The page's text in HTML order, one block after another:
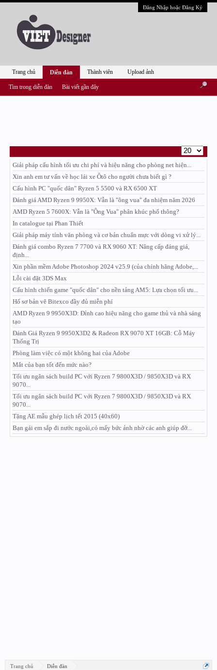
Đăng Nhập hoặc Đăng Ký
Giải pháp cấu hình tối ưu chi phí và hiệu năng cho phòng net hiện...
Xin anh em tư vấn về học lái xe Ôtô cho người chưa biết gì ?
Cấu hình PC "quốc dân" Ryzen 5 5500 và RX 6500 XT
Đánh giá AMD Ryzen 9 9950X: Vẫn là "ông vua" đa nhiệm năm 2026
AMD Ryzen 5 7600X: Vẫn là "Ông Vua" phân khúc phổ thông?
In catalogue tại Phan Thiết
Giải pháp máy tính văn phòng và cơ bản chuẩn mực với dòng vi xử lý...
Đánh giá combo Ryzen 7 7700 và RX 9060 XT: Nâng cấp đáng giá,
định...
Xin phần mềm Adobe Photoshop 2024 v25.9 (của chính hãng Adobe,...
Lỗi cài đặt 3DS Max
Cấu hình chiến game "quốc dân" cho nền tảng AM5: Lựa chọn tối ưu...
Hố sơ bản vẽ Bitexco đầy đủ miễn phí
AMD Ryzen 9 9950X3D: Đỉnh cao hiệu năng cho game thủ và nhà sáng
tạo
Đánh Giá Ryzen 9 9950X3D2 & Radeon RX 9070 XT 16GB: Cỗ Máy
Thống Trị
Phòng làm việc có một không hai của Adobe
Mắt của bạn tốt đến mức nào?
Tối ưu ngân sách build PC với Ryzen 7 9800X3D / 9850X3D và RX
9070...
Tối ưu ngân sách build PC với Ryzen 7 9800X3D / 9850X3D và RX
9070...
Tặng AE mẫu ghép lịch tết 2015 (40x60)
Bạn gái em sắp đi nước ngoài,có mấy bức ảnh nhờ các anh giúp đỡ...
Trang chủ Diễn đàn
Trang chủ Diễn đàn
Tìm trong diễn đàn Bài viết gần đây
Thành viên Upload ảnh